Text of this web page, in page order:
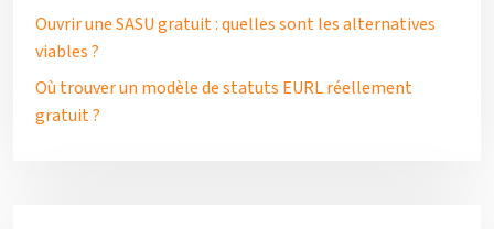
Ouvrir une SASU gratuit : quelles sont les alternatives
viables ?
Où trouver un modèle de statuts EURL réellement
gratuit ?